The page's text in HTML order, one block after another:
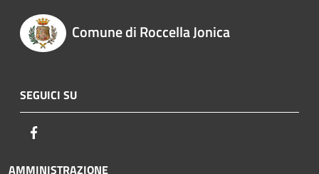
Comune di Roccella Jonica
SEGUICI SU
AMMINISTRAZIONE